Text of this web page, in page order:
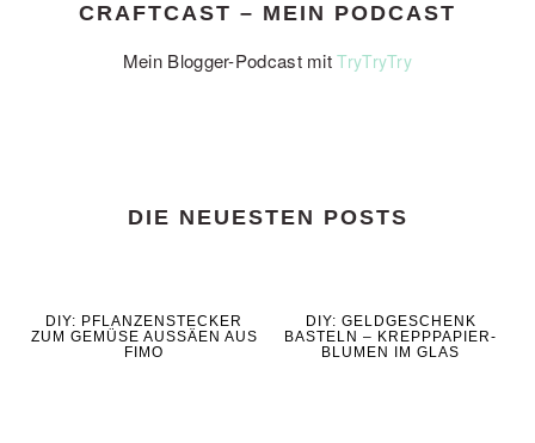
CRAFTCAST – MEIN PODCAST
Mein Blogger-Podcast mitTryTryTry
DIE NEUESTEN POSTS
DIY: PFLANZENSTECKER
ZUM GEMÜSE AUSSÄEN AUS
FIMO
DIY: GELDGESCHENK
BASTELN – KREPPPAPIER-
BLUMEN IM GLAS